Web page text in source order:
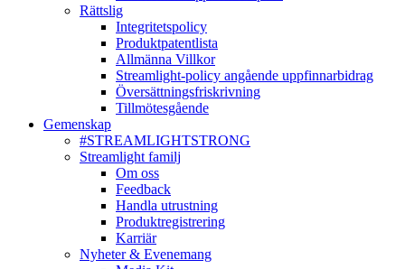
Rättslig
Integritetspolicy
Produktpatentlista
Allmänna Villkor
Streamlight-policy angående uppfinnarbidrag
Översättningsfriskrivning
Tillmötesgående
Gemenskap
#STREAMLIGHTSTRONG
Streamlight familj
Om oss
Feedback
Handla utrustning
Produktregistrering
Karriär
Nyheter & Evenemang